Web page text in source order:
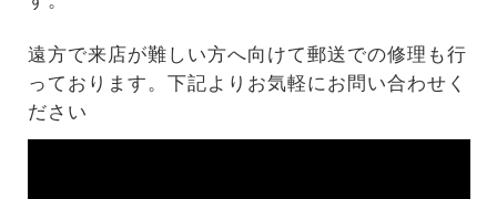
遠方で来店が難しい方へ向けて郵送での修理も行
っております。下記よりお気軽にお問い合わせく
ださい